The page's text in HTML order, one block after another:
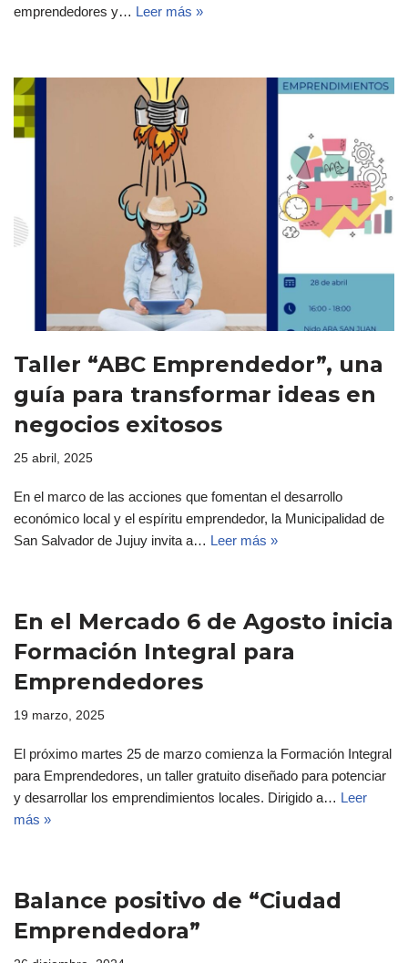
emprendedores y… Leer más »
Taller “ABC Emprendedor”, una
guía para transformar ideas en
negocios exitosos
25 abril, 2025
En el marco de las acciones que fomentan el desarrollo
económico local y el espíritu emprendedor, la Municipalidad de
San Salvador de Jujuy invita a… Leer más »
En el Mercado 6 de Agosto inicia
Formación Integral para
Emprendedores
19 marzo, 2025
El próximo martes 25 de marzo comienza la Formación Integral
para Emprendedores, un taller gratuito diseñado para potenciar
y desarrollar los emprendimientos locales. Dirigido a… Leer
más »
Balance positivo de “Ciudad
Emprendedora”